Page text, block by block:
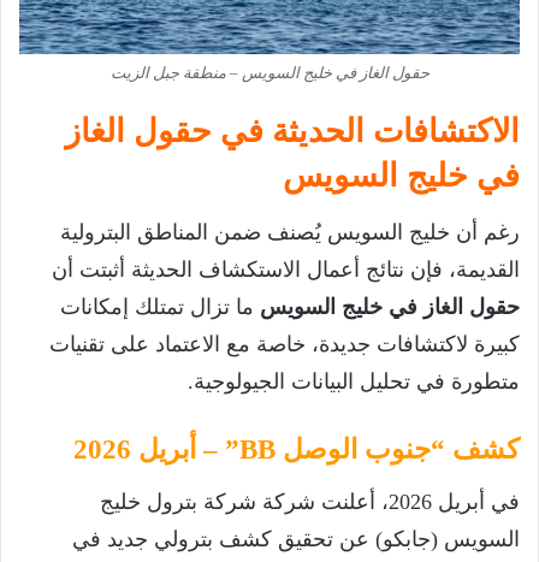
حقول الغاز في خليج السويس – منطقة جبل الزيت
الاكتشافات الحديثة في حقول الغاز
في خليج السويس
رغم أن خليج السويس يُصنف ضمن المناطق البترولية
القديمة، فإن نتائج أعمال الاستكشاف الحديثة أثبتت أن
حقول الغاز في خليج السويس ما تزال تمتلك إمكانات
كبيرة لاكتشافات جديدة، خاصة مع الاعتماد على تقنيات
متطورة في تحليل البيانات الجيولوجية.
كشف “جنوب الوصل BB” – أبريل 2026
في أبريل 2026، أعلنت شركة شركة بترول خليج
السويس (جابكو) عن تحقيق كشف بترولي جديد في